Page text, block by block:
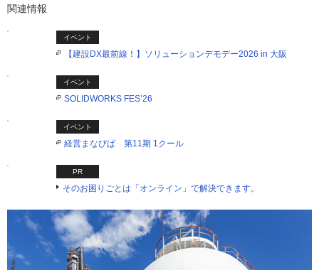
関連情報
イベント
【建設DX最前線！】ソリューションデモデー2026 in 大阪
イベント
SOLIDWORKS FES’26
イベント
経営まなびば 第11期 1クール
PR
そのお困りごとは「オンライン」で解決できます。